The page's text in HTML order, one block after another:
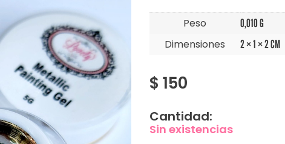
Peso 0,010 G
Dimensiones 2 × 1 × 2 CM
$ 150
Cantidad:
Sin existencias